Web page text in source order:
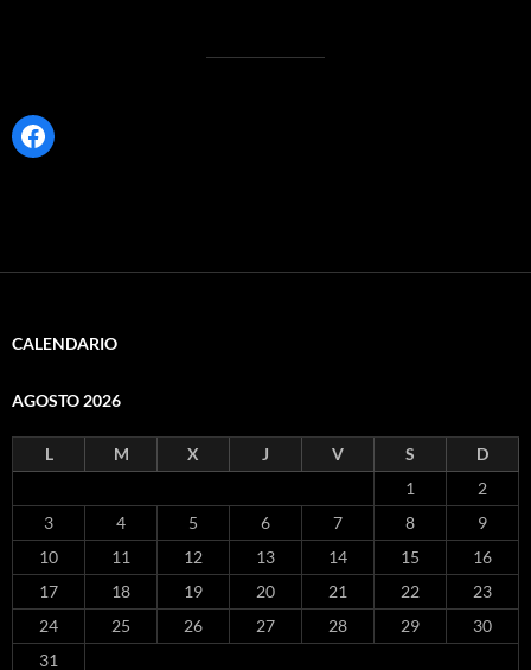
Facebook
CALENDARIO
AGOSTO 2026
L M X J V S
D
1
2
3
4 5 6 7 8
9
10
11 12 13 14 15
16
17
18 19 20 21 22
23
24
25 26 27 28 29
30
31